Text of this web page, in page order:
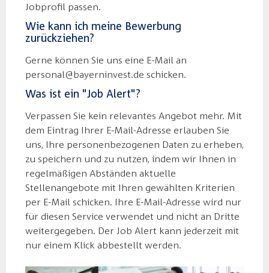
Jobprofil passen.
Wie kann ich meine Bewerbung
zurückziehen?
Gerne können Sie uns eine E-Mail an
personal@bayerninvest.de schicken.
Was ist ein "Job Alert"?
Verpassen Sie kein relevantes Angebot mehr. Mit
dem Eintrag Ihrer E-Mail-Adresse erlauben Sie
uns, Ihre personenbezogenen Daten zu erheben,
zu speichern und zu nutzen, indem wir Ihnen in
regelmäßigen Abständen aktuelle
Stellenangebote mit Ihren gewählten Kriterien
per E-Mail schicken. Ihre E-Mail-Adresse wird nur
für diesen Service verwendet und nicht an Dritte
weitergegeben. Der Job Alert kann jederzeit mit
nur einem Klick abbestellt werden.